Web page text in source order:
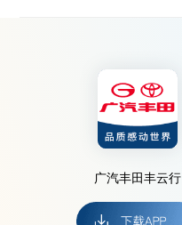
广汽丰田丰云行